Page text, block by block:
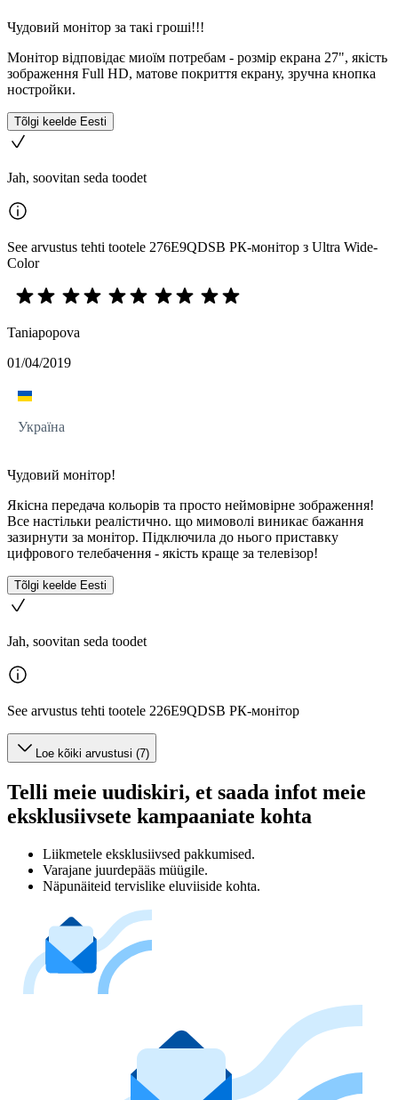
Чудовий монітор за такі гроші!!!
Монітор відповідає миоїм потребам - розмір екрана 27", якість
зображення Full HD, матове покриття екрану, зручна кнопка
ностройки.
Tõlgi keelde Eesti
Jah, soovitan seda toodet
See arvustus tehti tootele 276E9QDSB РК-монітор з Ultra Wide-
Color
Taniapopova
01/04/2019
Україна
Чудовий монітор!
Якісна передача кольорів та просто неймовірне зображення!
Все настільки реалістично. що мимоволі виникає бажання
зазирнути за монітор. Підключила до нього приставку
цифрового телебачення - якість краще за телевізор!
Tõlgi keelde Eesti
Jah, soovitan seda toodet
See arvustus tehti tootele 226E9QDSB РК-монітор
Loe kõiki arvustusi (7)
Telli meie uudiskiri, et saada infot meie
eksklusiivsete kampaaniate kohta
Liikmetele eksklusiivsed pakkumised.
Varajane juurdepääs müügile.
Näpunäiteid tervislike eluviiside kohta.